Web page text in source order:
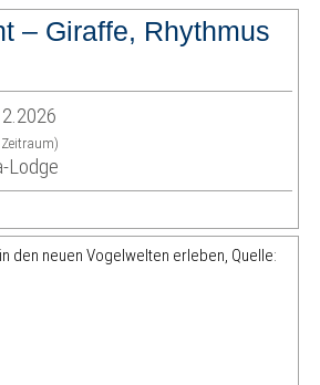
– Giraffe, Rhythmus
Lodge